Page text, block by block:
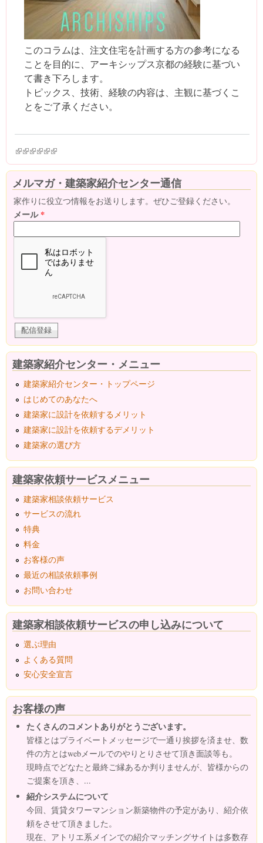
このコラムは、注文住宅を計画する方の参考になる
ことを目的に、アーキシップス京都の経験に基づい
て書き下ろします。
トピックス、技術、経験の内容は、主観に基づくこ
とをご了承ください。
(link is external)
(link is external)
(link is external)
(link is external)
(link is external)
(link is external)
メルマガ・建築家紹介センター通信
家作りに役立つ情報をお送りします。ぜひご登録ください。
メール*
建築家紹介センター・メニュー
建築家紹介センター・トップページ
はじめてのあなたへ
建築家に設計を依頼するメリット
建築家に設計を依頼するデメリット
建築家の選び方
建築家依頼サービスメニュー
建築家相談依頼サービス
サービスの流れ
特典
料金
お客様の声
最近の相談依頼事例
お問い合わせ
建築家相談依頼サービスの申し込みについて
選ぶ理由
よくある質問
安心安全宣言
お客様の声
たくさんのコメントありがとうございます。
皆様とはプライベートメッセージで一通り挨拶を済ませ、数
件の方とはwebメールでのやりとりさせて頂き面談等も。
現時点でどなたと最終ご縁あるか判りませんが、皆様からの
ご提案を頂き、...
紹介システムについて
今回、賃貸タワーマンション新築物件の予定があり、紹介依
頼をさせて頂きました。
現在、アトリエ系メインでの紹介マッチングサイトは多数存